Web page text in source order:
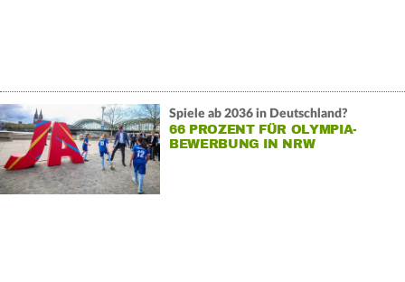
Spiele ab 2036 in Deutschland?
66 PROZENT FÜR OLYMPIA-
BEWERBUNG IN NRW